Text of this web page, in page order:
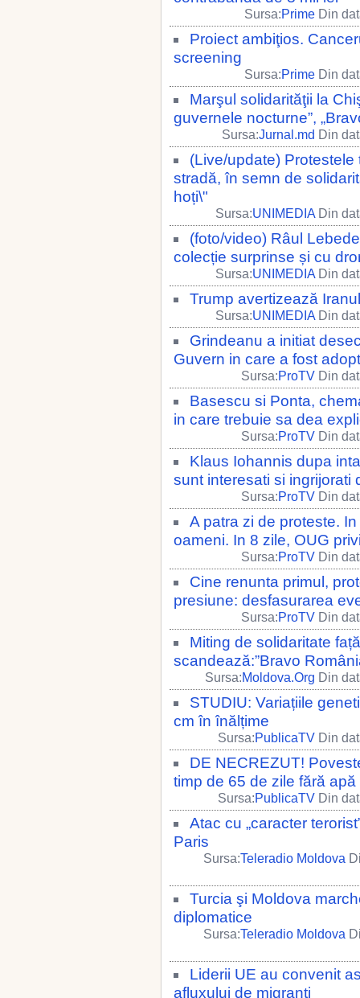
Sursa:Prime Din
Proiect ambiţios.
screening
Sursa:Prime Din
Marşul solidarităţii la
guvernele nocturne”,
Sursa:Jurnal.md Din
(Live/update)
stradă, în semn de
hoți\"
Sursa:UNIMEDIA Din
(foto/video) Râul
colecție surprinse și cu
Sursa:UNIMEDIA Din
Trump avertizează
Sursa:UNIMEDIA Din
Grindeanu a initiat
Guvern in care a fost
Sursa:ProTV Din
Basescu si Ponta,
in care trebuie sa dea
Sursa:ProTV Din
Klaus Iohannis dupa
sunt interesati si ingrijorati
Sursa:ProTV Din
A patra zi de proteste.
oameni. In 8 zile, OUG
Sursa:ProTV Din
Cine renunta primul,
presiune: desfasurarea
Sursa:ProTV Din
Miting de solidaritate
scandează:”Bravo
Sursa:Moldova.Org Din
STUDIU: Variațiile
cm în înălțime
Sursa:PublicaTV Din
DE NECREZUT!
timp de 65 de zile fără
Sursa:PublicaTV Din
Atac cu „caracter
Paris
Sursa:Teleradio Moldova
Turcia şi Moldova
diplomatice
Sursa:Teleradio Moldova
Liderii UE au convenit
afluxului de migranţi